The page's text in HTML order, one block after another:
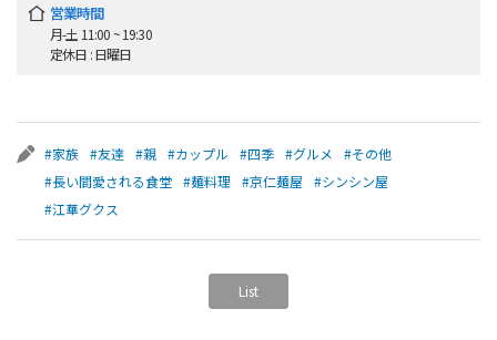
営業時間
月-土 11:00 ~ 19:30
定休日 : 日曜日
#家族 #友達 #親 #カップル #四季 #グルメ
#その他
#長い間愛される食堂 #麺料理 #京仁麺屋
#シンシン屋
#江華グクス
List